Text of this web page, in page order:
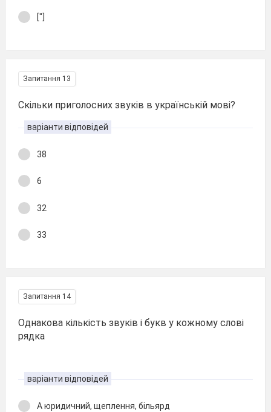
["]
Запитання 13
Скільки приголосних звуків в українській мові?
варіанти відповідей
38
6
32
33
Запитання 14
Однакова кількість звуків і букв у кожному слові
рядка
варіанти відповідей
А юридичний, щеплення, більярд